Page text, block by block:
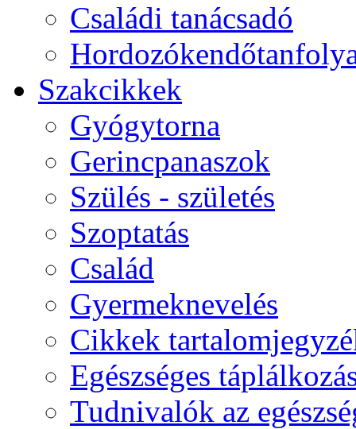
Családi tanácsadó
Szakcikkek
Gyógytorna
Gerincpanaszok
Szülés - születés
Szoptatás
Család
Gyermeknevelés
Cikkek
Egészséges
Tudnivalók az